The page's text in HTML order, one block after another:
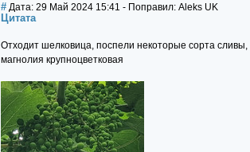
# Дата: 29 Май 2024 15:41 - Поправил: Aleks UK
Цитата
Отходит шелковица, поспели некоторые сорта
магнолия крупноцветковая